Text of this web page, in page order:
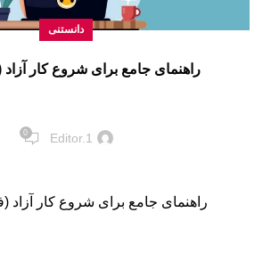
دانستنی
راهنمای جامع برای شروع کار آزاد
Editor.1
0
راهنمای جامع برای شروع کار آزاد